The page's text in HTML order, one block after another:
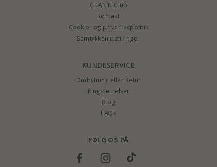
CHANTI Club
Kontakt
Cookie- og privatlivspolitik
Samtykkeindstillinger
KUNDESERVICE
Ombytning eller Retur
Ringstørrelser
Blog
FAQs
FØLG OS PÅ